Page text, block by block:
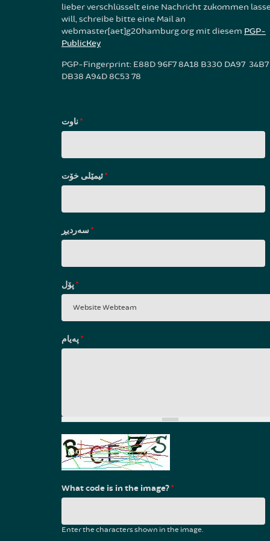
lieber verschlüsselt eine Nachricht zukommen
will, schreibe bitte eine Mail an
webmaster[aet]g20hamburg.org mit diesem PGP-
PublicKey
PGP-Fingerprint: E88D 96F7 8A18 B330 DA97 34B7
DB38 A94D 8C53 78
*
*
*
*
*
What code is in the image?*
Enter the characters shown in the image.